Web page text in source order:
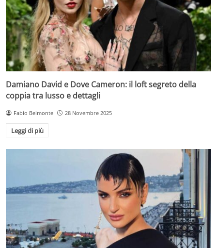
Damiano David e Dove Cameron: il loft segreto della
coppia tra lusso e dettagli
Fabio Belmonte 28 Novembre 2025
Leggi di più